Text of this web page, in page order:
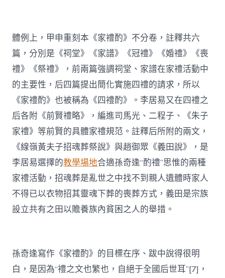
體例上，甲申重刻本《家禮酌》不分卷，註釋共六
篇，分別是《祠堂》《家譜》《冠禮》《婚禮》《喪
禮》《祭禮》，前兩篇強調祠堂、家譜在家禮活動中
的主要性，后四篇提出簡化實施四禮的請求，所以
《家禮酌》也被稱為《四禮酌》。李居易又在四禮之
后各附《前賢禮略》，編進司馬光、二程子、《朱子
家禮》等前賢的具體家禮規范。註釋后所附的兩文，
《線嶺黃夫子招魂葬祭說》與趙御眾《義田說》，是
李居易選擇的教學場地合適孫奇逢“酌禮”思惟的兩種
家禮活動，招魂葬是亂世之中找不到親人遺體時家人
不得已以衣物招其靈魂下葬的喪葬方式，義田是宗族
設立共有之田以贍養族內貧困之人的舉措。
孫奇逢寫作《家禮酌》的目標在序、跋中說得很明
白，是因為“禮之文也繁也，自絕于全國后世耳”[7]，